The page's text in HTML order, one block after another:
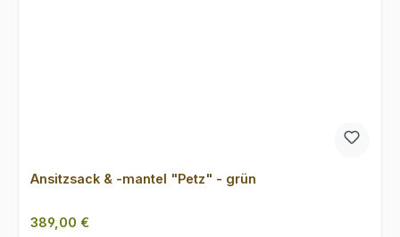
Ansitzsack & -mantel "Petz" - grün
Regulärer Preis:
389,00 €